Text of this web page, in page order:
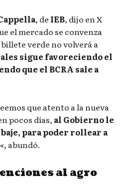
, de IEB, dijo en X
el mercado se convenza
billete verde no volverá a
sigue favoreciendo el
que el BCRA sale a
que atento a la nueva
pocos días, al Gobierno le
para poder rollear a
«, abundó.
al agro